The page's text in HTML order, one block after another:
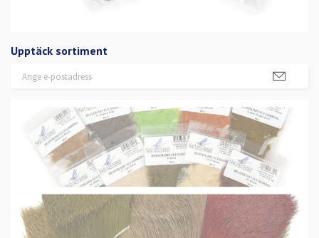
Upptäck sortiment